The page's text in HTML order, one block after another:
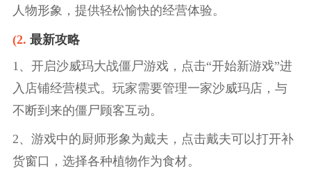
人物形象，提供轻松愉快的经营体验。
(2. 最新攻略
1、开启沙威玛大战僵尸游戏，点击“开始新游戏”进
入店铺经营模式。玩家需要管理一家沙威玛店，与
不断到来的僵尸顾客互动。
2、游戏中的厨师形象为戴夫，点击戴夫可以打开补
货窗口，选择各种植物作为食材。